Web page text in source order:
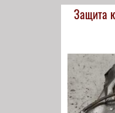
Защита